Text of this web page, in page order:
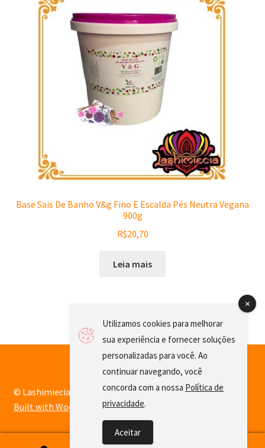
Base Sais De Banho V&g Fino E Escalda Pés Neutra Vegana
900g
R$20,70
Leia mais
© Lashimiecia 2026
Built with WooCommerce.
Utilizamos cookies para melhorar
sua experiência e fornecer soluções
personalizadas para você. Ao
continuar navegando, você
concorda com a nossa Política de
privacidade.
Aceitar